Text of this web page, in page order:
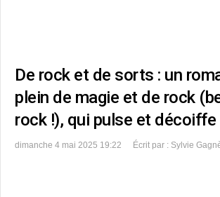
De rock et de sorts : un
plein de magie et de rock
rock !), qui pulse et décoiffe
dimanche 4 mai 2025 19:22 Écrit par : Sylvie